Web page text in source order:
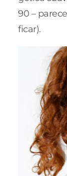
90 –
ficar).